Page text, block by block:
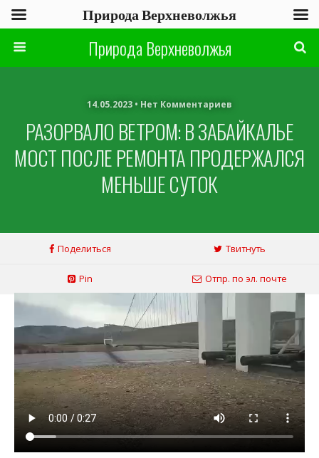
Природа Верхневолжья
14.05.2023 • Нет Комментариев
РАЗОРВАЛО ВЕТРОМ: В ЗАБАЙКАЛЬЕ
МОСТ ПОСЛЕ РЕМОНТА ПРОДЕРЖАЛСЯ
МЕНЬШЕ СУТОК
Поделиться Твитнуть
Pin Отпр. по эл. почте
Природа Верхневолжья